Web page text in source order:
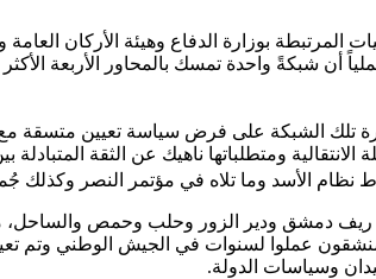
بوزارة الدفاع وهيئة الأركان العامة
شبكةً واحدة تمسك بالمحاور الأربعة الأكثر
تلك الشبكة على فرض سياسة تعيين متسقة
ومتطلباتها ناهيك عن الثقة المتبادلة
نظام الأسد وما تلاه في مؤتمر النصر وكذلك
ريف دمشق ودير الزور وحلب وحمص
وكذلك “سيف الدين بولاد” كقائد للفرقة 76، بالإضافة لقادة وضباط منشقون
وسياسات الدولة.